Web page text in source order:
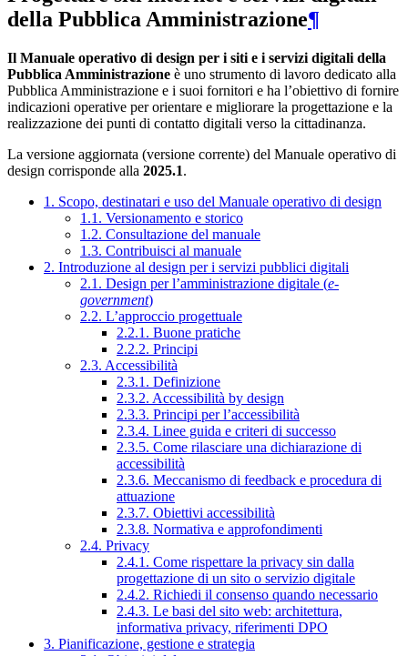
della Pubblica Amministrazione¶
Il Manuale operativo di design per i siti e i servizi digitali della
Pubblica Amministrazione è uno strumento di lavoro dedicato alla
Pubblica Amministrazione e i suoi fornitori e ha l’obiettivo di fornire
indicazioni operative per orientare e migliorare la progettazione e la
realizzazione dei punti di contatto digitali verso la cittadinanza.
La versione aggiornata (versione corrente) del Manuale operativo di
design corrisponde alla 2025.1.
1. Scopo, destinatari e uso del Manuale operativo di design
1.1. Versionamento e storico
1.2. Consultazione del manuale
1.3. Contribuisci al manuale
2. Introduzione al design per i servizi pubblici digitali
2.1. Design per l’amministrazione digitale (e-
government)
2.2. L’approccio progettuale
2.2.1. Buone pratiche
2.2.2. Principi
2.3. Accessibilità
2.3.1. Definizione
2.3.2. Accessibilità by design
2.3.3. Principi per l’accessibilità
2.3.4. Linee guida e criteri di successo
2.3.5. Come rilasciare una dichiarazione di
accessibilità
2.3.6. Meccanismo di feedback e procedura di
attuazione
2.3.7. Obiettivi accessibilità
2.3.8. Normativa e approfondimenti
2.4. Privacy
2.4.1. Come rispettare la privacy sin dalla
progettazione di un sito o servizio digitale
2.4.2. Richiedi il consenso quando necessario
2.4.3. Le basi del sito web: architettura,
informativa privacy, riferimenti DPO
3. Pianificazione, gestione e strategia